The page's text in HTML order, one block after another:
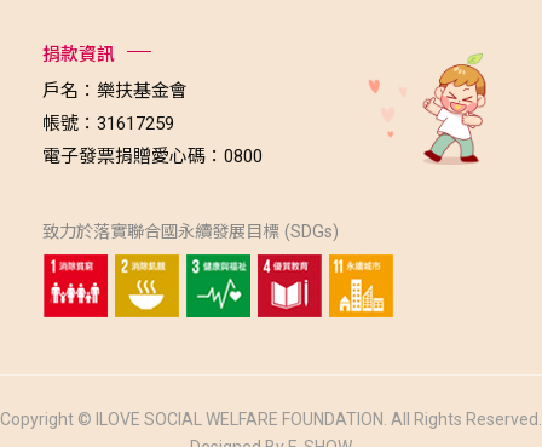
捐款資訊
戶名：樂扶基金會
帳號：31617259
電子發票捐贈愛心碼：0800
致力於落實聯合國永續發展目標 (SDGs)
Copyright © ILOVE SOCIAL WELFARE FOUNDATION. All Rights Reserved.